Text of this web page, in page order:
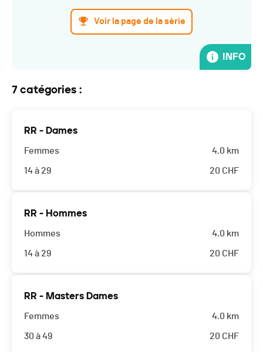
Voir la page de la série
INFO
7 catégories :
RR - Dames
Femmes
14 à 29
4.0 km
20 CHF
RR - Hommes
Hommes
14 à 29
4.0 km
20 CHF
RR - Masters Dames
Femmes
30 à 49
4.0 km
20 CHF